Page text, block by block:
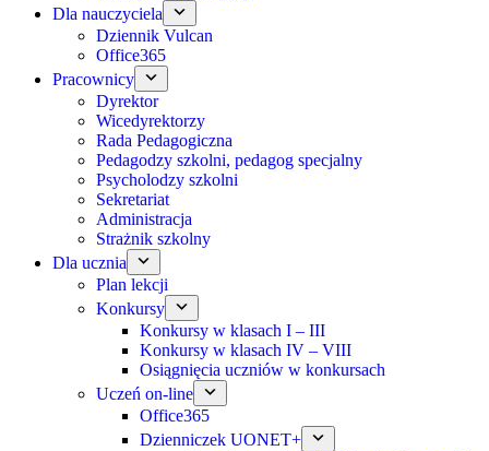
Dla nauczyciela
Dziennik Vulcan
Office365
Pracownicy
Dyrektor
Wicedyrektorzy
Rada Pedagogiczna
Pedagodzy szkolni, pedagog specjalny
Psycholodzy szkolni
Sekretariat
Administracja
Strażnik szkolny
Dla ucznia
Plan lekcji
Konkursy
Konkursy w klasach I – III
Konkursy w klasach IV – VIII
Osiągnięcia uczniów w konkursach
Uczeń on-line
Office365
Dzienniczek UONET+